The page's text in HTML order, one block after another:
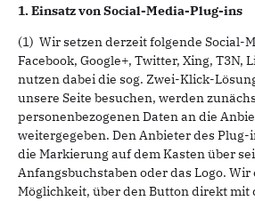
1. Einsatz von Social-Media-Plug-ins
(1) Wir setzen derzeit folgende Social-
Facebook, Google+, Twitter, Xing, T3N,
nutzen dabei die sog. Zwei-Klick-
unsere Seite besuchen, werden
personenbezogenen Daten an die
weitergegeben. Den Anbieter des
die Markierung auf dem Kasten über
Anfangsbuchstaben oder das Logo.
Möglichkeit, über den Button direkt mit